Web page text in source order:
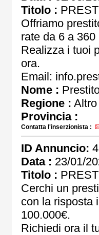
Titolo :
Offriamo
rate da 6 a
Realizza i tuoi
ora.
Email:
Nome :
Regione :
Provincia :
Contatta l'inserzionista :
ID Annuncio:
Data : 23/01/
Titolo :
Cerchi un
con la risposta
100.000€.
Richiedi ora il